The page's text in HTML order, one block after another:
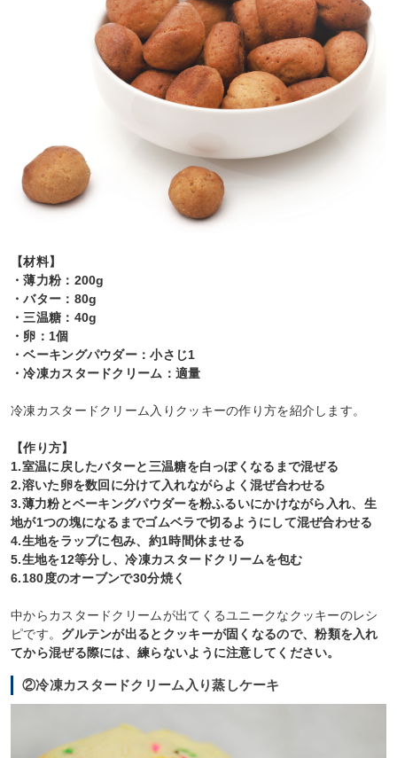
【材料】
・薄力粉：200g
・バター：80g
・三温糖：40g
・卵：1個
・ベーキングパウダー：小さじ1
・冷凍カスタードクリーム：適量
冷凍カスタードクリーム入りクッキーの作り方を紹介します。
【作り方】
1.室温に戻したバターと三温糖を白っぽくなるまで混ぜる
2.溶いた卵を数回に分けて入れながらよく混ぜ合わせる
3.薄力粉とベーキングパウダーを粉ふるいにかけながら入れ、生
地が1つの塊になるまでゴムベラで切るようにして混ぜ合わせる
4.生地をラップに包み、約1時間休ませる
5.生地を12等分し、冷凍カスタードクリームを包む
6.180度のオーブンで30分焼く
中からカスタードクリームが出てくるユニークなクッキーのレシ
ピです。 グルテンが出るとクッキーが固くなるので、粉類を入れ
てから混ぜる際には、練らないように注意してください。
②冷凍カスタードクリーム入り蒸しケーキ